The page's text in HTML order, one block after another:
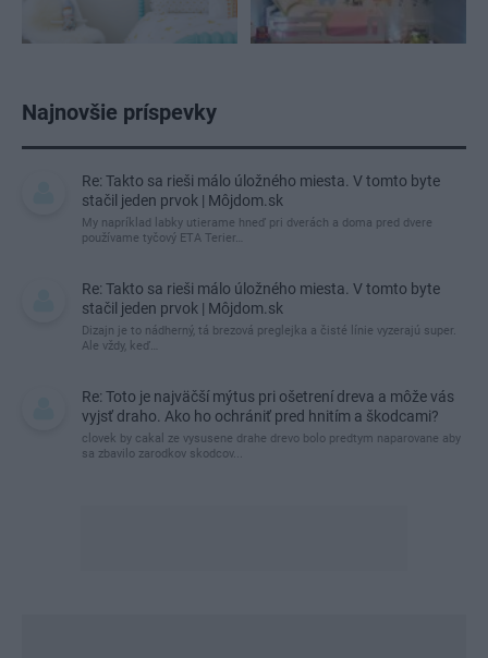
Najnovšie príspevky
Re: Takto sa rieši málo úložného miesta. V tomto byte
stačil jeden prvok | Môjdom.sk
My napríklad labky utierame hneď pri dverách a doma pred dvere
používame tyčový ETA Terier…
Re: Takto sa rieši málo úložného miesta. V tomto byte
stačil jeden prvok | Môjdom.sk
Dizajn je to nádherný, tá brezová preglejka a čisté línie vyzerajú super.
Ale vždy, keď…
Re: Toto je najväčší mýtus pri ošetrení dreva a môže vás
vyjsť draho. Ako ho ochrániť pred hnitím a škodcami?
clovek by cakal ze vysusene drahe drevo bolo predtym naparovane aby
sa zbavilo zarodkov skodcov...